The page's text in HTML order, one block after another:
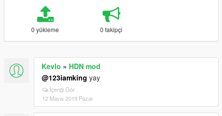
0 yükleme 0 takipçi
Kevlo » HDN mod
@123iamking yay
İçeriği Gör
12 Mayıs 2019 Pazar